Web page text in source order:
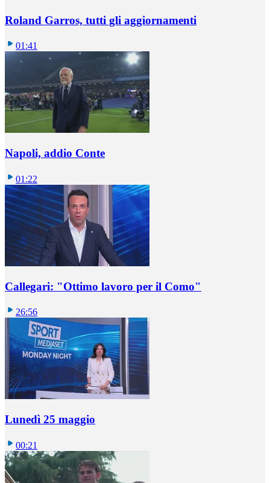
Roland Garros, tutti gli aggiornamenti
01:41
Napoli, addio Conte
01:22
Callegari: "Ottimo lavoro per il Como"
26:56
Lunedì 25 maggio
00:21